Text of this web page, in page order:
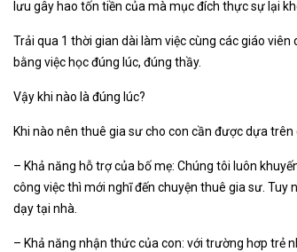
lưu gây hao tốn tiền của mà mục đích thực sự lại
Trải qua 1 thời gian dài làm việc cùng các giáo
bằng việc học đúng lúc, đúng thầy.
Vậy khi nào là đúng lúc?
Khi nào nên thuê gia sư cho con cần được dựa
– Khả năng hỗ trợ của bố mẹ: Chúng tôi luôn
công việc thì mới nghĩ đến chuyện thuê gia sư.
dạy tại nhà.
– Khả năng nhận thức của con: với trường hơp trẻ